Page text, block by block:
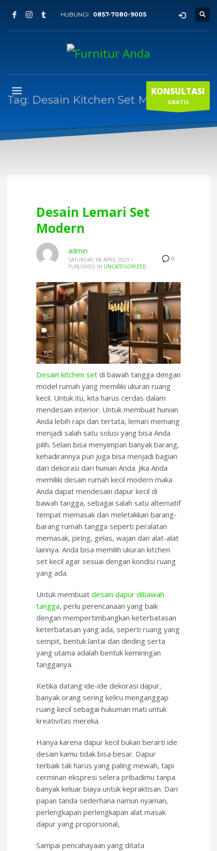
HUBUNGI : 0857-7080-9005
KONSULTASI
GRATIS
Tag: Desain Kitchen Set Minimalis
Desain Lemari Set
Modern
0
admin
SATURDAY, 08 APRIL 2023 /
PUBLISHED IN UNCATEGORIZED
Desain kitchen set di bawah tangga dengan
model rumah yang memiliki ukuran ruang
kecil. Untuk itu, kita harus cerdas dalam
mendesain interior. Untuk membuat hunian
Anda lebih rapi dan tertata, lemari memang
menjadi salah satu solusi yang bisa Anda
pilih. Selain bisa menyimpan banyak barang,
kehadirannya pun juga bisa menjadi bagian
dari dekorasi dari hunian Anda. Jika Anda
memiliki desain rumah kecil modern maka
Anda dapat mendesain dapur kecil di
bawah tangga, sebagai salah satu alternatif
tempat memasak dan meletakkan barang-
barang rumah tangga seperti peralatan
memasak, piring, gelas, wajan dan alat-alat
lainnya. Anda bisa memilih ukuran kitchen
set kecil agar sesuai dengan kondisi ruang
yang ada.
Untuk membuat desain dapur dibawah
tangga, perlu perencanaan yang baik
dengan mempertimbangkan keterbatasan
keterbatasan yang ada, seperti ruang yang
sempit, bentuk lantai dan dinding serta
yang utama adalah bentuk kemiringan
tangganya.
Ketika datang ide-ide dekorasi dapur,
banyak orang sering keliru menganggap
ruang kecil sebagai hukuman mati untuk
kreativitas mereka.
Hanya karena dapur kecil bukan berarti ide
desain kamu tidak bisa besar. Dapur
terbaik tak harus yang paling mewah, tapi
cerminan ekspresi selera pribadimu tanpa
banyak keluar biaya untuk kepraktisan. Dari
papan tanda sederhana namun nyaman,
perlengkapan perlengkapan alat masak
dapur yang proporsional,
Sampai pencahayaan yang ditata